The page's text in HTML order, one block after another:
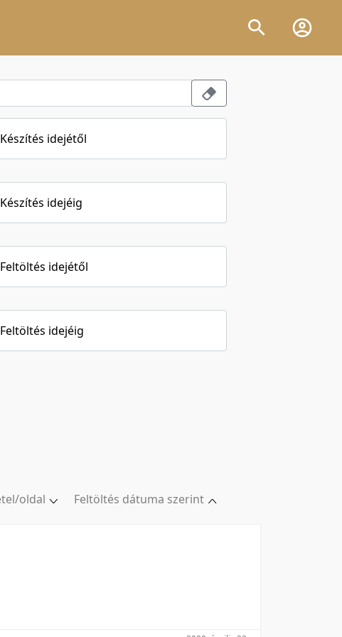
Készítés idejétől
Készítés idejéig
Feltöltés idejétől
Feltöltés idejéig
Feltöltés dátuma szerint
oldal
oldal